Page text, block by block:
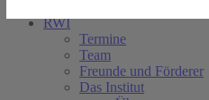
RWI
Termine
Team
Freunde und Förderer
Das Institut